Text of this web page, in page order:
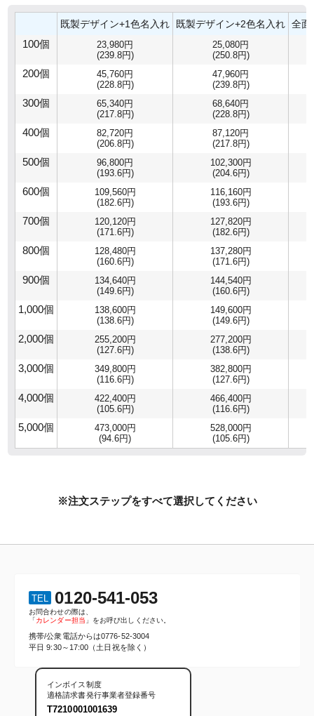
既製デザイン+1色名入れ 既製デザイン+2色名入れ 全面
100個
23,980円
(239.8円)
25,080円
(250.8円)
200個
45,760円
(228.8円)
47,960円
(239.8円)
300個
65,340円
(217.8円)
68,640円
(228.8円)
400個
82,720円
(206.8円)
87,120円
(217.8円)
500個
96,800円
(193.6円)
102,300円
(204.6円)
600個
109,560円
(182.6円)
116,160円
(193.6円)
700個
120,120円
(171.6円)
127,820円
(182.6円)
800個
128,480円
(160.6円)
137,280円
(171.6円)
900個
134,640円
(149.6円)
144,540円
(160.6円)
1,000個
138,600円
(138.6円)
149,600円
(149.6円)
2,000個
255,200円
(127.6円)
277,200円
(138.6円)
3,000個
349,800円
(116.6円)
382,800円
(127.6円)
4,000個
422,400円
(105.6円)
466,400円
(116.6円)
5,000個
473,000円
(94.6円)
528,000円
(105.6円)
※注文ステップをすべて選択してください
TEL 0120-541-053
お問合わせの際は、
「カレンダー担当 」をお呼び出しください。
携帯/公衆電話からは0776-52-3004
平日 9:30～17:00（土日祝を除く）
インボイス制度
適格請求書発行事業者登録番号
T7210001001639